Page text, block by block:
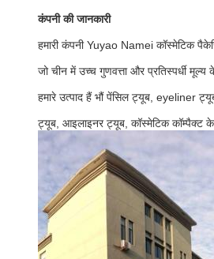
कंपनी की जानकारी
हमारी कंपनी Yuyao Namei कॉस्मेटिक
जो चीन में उच्च गुणवत्ता और प्रतिस्पर्धी मूल्य
हमारे उत्पाद हैं भौं पेंसिल ट्यूब, eyeliner
ट्यूब, आइलाइनर ट्यूब, कॉस्मेटिक कॉम्पैक्ट